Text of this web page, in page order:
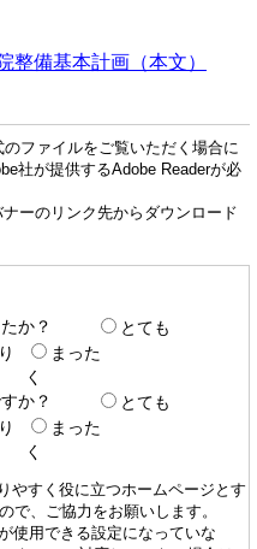
整備基本計画（本文）
のファイルをご覧いただく場合に
社が提供するAdobe Readerが必
ーのリンク先からダウンロード
か？
とても
まった
く
か？
とても
まった
く
やすく役に立つホームページとす
で、ご協力をお願いします。
使用できる設定になっていな